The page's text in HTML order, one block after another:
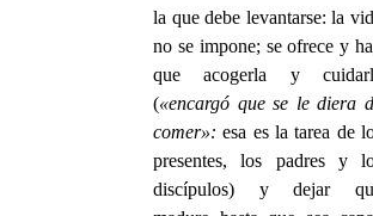
la que debe levantarse: la
no se impone; se ofrece y
que acogerla y
(«encargó que se le diera
comer»:esa es la tarea de
presentes, los padres y
discípulos) y dejar